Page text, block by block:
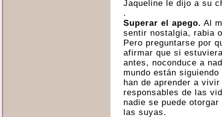
Jaqueline le dijo a su
.
Superar el apego. Al
sentir nostalgia, rabia
Pero preguntarse por
afirmar que si
antes, noconduce a
mundo están
han de aprender a
responsables de las
nadie se puede
las suyas.